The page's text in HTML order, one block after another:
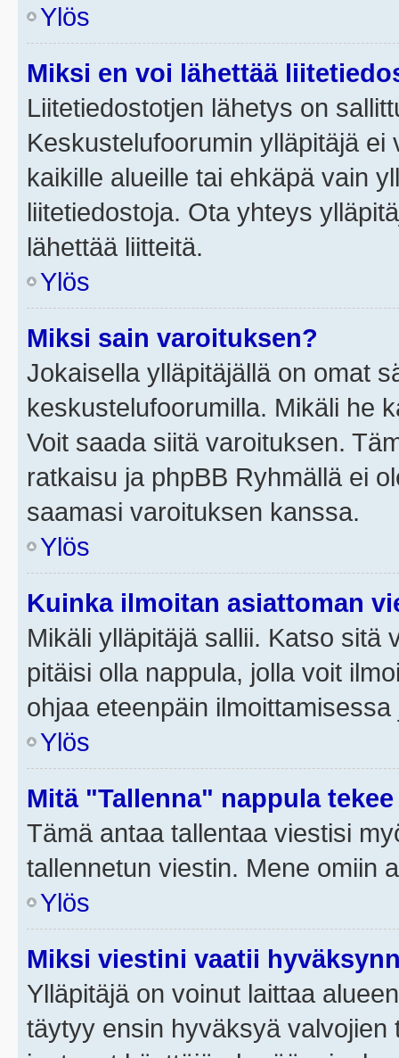
Ylös
Miksi en voi lähettää
Liitetiedostotjen lähetys on
Keskustelufoorumin ylläpitäjä
kaikille alueille tai ehkäpä vain
liitetiedostoja. Ota yhteys
lähettää liitteitä.
Ylös
Miksi sain varoituksen?
Jokaisella ylläpitäjällä on omat
keskustelufoorumilla. Mikäli he
Voit saada siitä varoituksen.
ratkaisu ja phpBB Ryhmällä ei
saamasi varoituksen kanssa.
Ylös
Kuinka ilmoitan asiattoman
Mikäli ylläpitäjä sallii. Katso sitä
pitäisi olla nappula, jolla voit
ohjaa eteenpäin
Ylös
Mitä "Tallenna" nappula
Tämä antaa tallentaa viestisi
tallennetun viestin. Mene omiin
Ylös
Miksi viestini vaatii
Ylläpitäjä on voinut laittaa
täytyy ensin hyväksyä